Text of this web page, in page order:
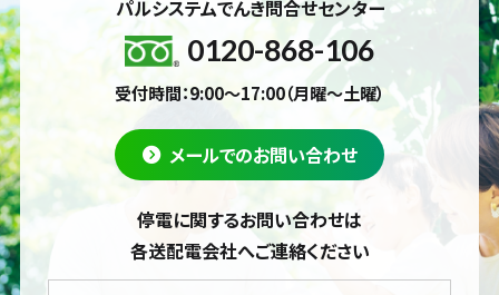
パルシステムでんき問合せセンター
0120-868-106
受付時間：9:00～17:00（月曜～土曜）
メールでのお問い合わせ
停電に関するお問い合わせは
各送配電会社へご連絡ください